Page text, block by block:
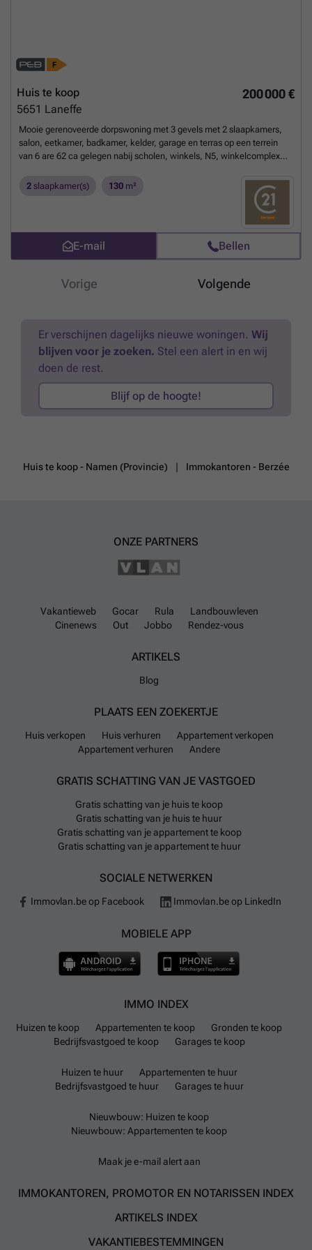
200 000 €
Huis te koop
5651 Laneffe
Mooie gerenoveerde dorpswoning met 3 gevels met 2 slaapkamers,
salon, eetkamer, badkamer, kelder, garage en terras op een terrein
van 6 are 62 ca gelegen nabij scholen, winkels, N5, winkelcomplex
aanvaarding door de eigenaars. ENERGISCHE PRESTATIES: PEB
N°20250517006938 - PEB: F - E spec 492 kWh/m².an - E totaal:
2 slaapkamer(s) 130 m²
E-mail Bellen
Vorige Volgende
Er verschijnen dagelijks nieuwe woningen. Wij
blijven voor je zoeken. Stel een alert in en wij
doen de rest.
Blijf op de hoogte!
Huis te koop - Namen (Provincie) Immokantoren - Berzée
ONZE PARTNERS
Vakantieweb Gocar Rula
Landbouwleven
Cinenews
Out Jobbo Rendez-vous
ARTIKELS
Blog
PLAATS EEN ZOEKERTJE
Huis verkopen Huis verhuren
Appartement verkopen
Appartement verhuren
Andere
GRATIS SCHATTING VAN JE VASTGOED
Gratis schatting van je huis te koop
Gratis schatting van je huis te huur
Gratis schatting van je appartement te koop
Gratis schatting van je appartement te huur
SOCIALE NETWERKEN
Immovlan.be op Facebook Immovlan.be op LinkedIn
MOBIELE APP
IMMO INDEX
Huizen te koop Appartementen te koop
Gronden te koop
Bedrijfsvastgoed te koop
Garages te koop
Huizen te huur
Appartementen te huur
Bedrijfsvastgoed te huur
Garages te huur
Nieuwbouw: Huizen te koop
Nieuwbouw: Appartementen te koop
Maak je e-mail alert aan
IMMOKANTOREN, PROMOTOR EN NOTARISSEN INDEX
ARTIKELS INDEX
VAKANTIEBESTEMMINGEN